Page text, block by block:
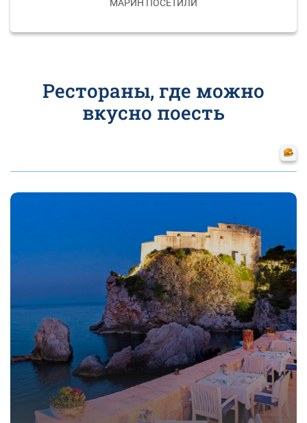
МАРИН ПОСЕТИЛИ
Рестораны, где можно
вкусно поесть